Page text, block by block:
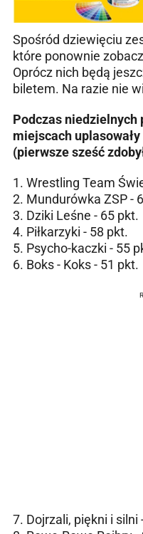
Spośród dziewięciu
które ponownie
Oprócz nich będą
biletem. Na razie nie
Podczas
miejscach
(pierwsze sześć
1. Wrestling Team
2. Mundurówka ZSP -
3. Dziki Leśne - 65 pkt.
4. Piłkarzyki - 58 pkt.
5. Psycho-kaczki - 55
6. Boks - Koks - 51 pkt.
7. Dojrzali, piękni i silni